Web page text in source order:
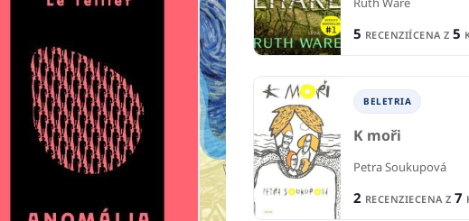
5 RECENZIÍCENA Z 5
BELETRIA
K moři
Petra Soukupová
2 RECENZIECENA Z 7